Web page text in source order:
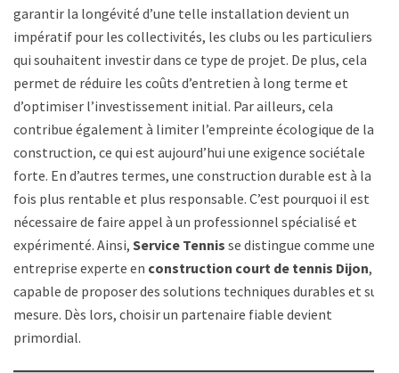
garantir la longévité d’une telle installation devient un
impératif pour les collectivités, les clubs ou les particuliers
qui souhaitent investir dans ce type de projet. De plus, cela
permet de réduire les coûts d’entretien à long terme et
d’optimiser l’investissement initial. Par ailleurs, cela
contribue également à limiter l’empreinte écologique de la
construction, ce qui est aujourd’hui une exigence sociétale
forte. En d’autres termes, une construction durable est à la
fois plus rentable et plus responsable. C’est pourquoi il est
nécessaire de faire appel à un professionnel spécialisé et
expérimenté. Ainsi, Service Tennis se distingue comme une
entreprise experte en construction court de tennis Dijon,
capable de proposer des solutions techniques durables et sur
mesure. Dès lors, choisir un partenaire fiable devient
primordial.